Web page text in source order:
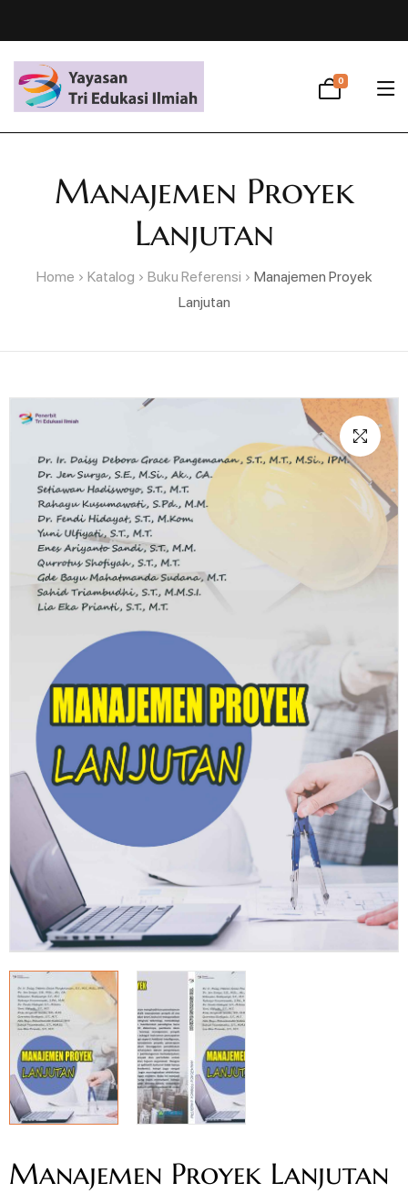
0
Manajemen Proyek
Lanjutan
Home Katalog Buku Referensi
Manajemen Proyek
Lanjutan
Manajemen Proyek Lanjutan